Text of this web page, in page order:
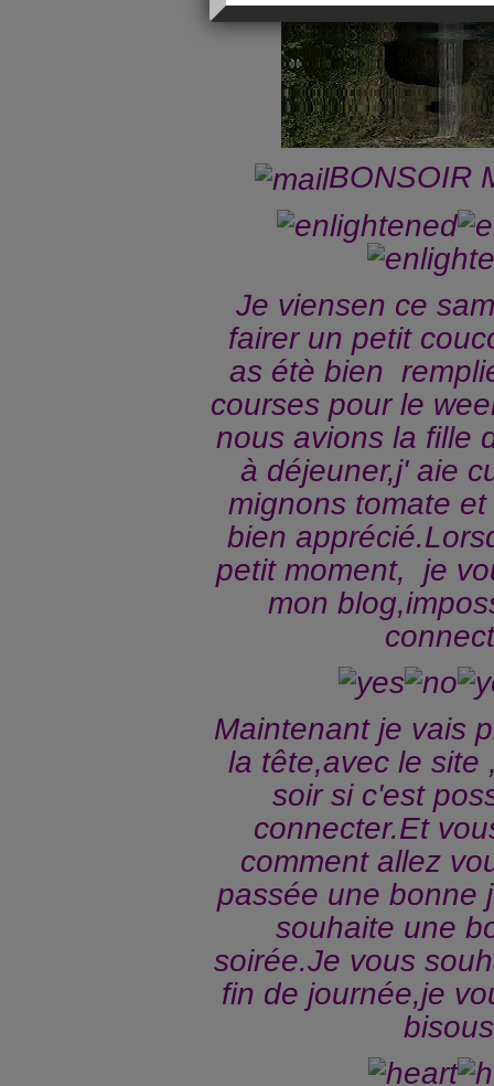
BONSOIR
Je viensen ce
fairer un petit
as étè bien
courses pour le
nous avions la fille
à déjeuner,j' aie
mignons tomate
bien
petit moment, je
mon
Maintenant je vais
la tête,avec le site
soir si c'est
connecter.Et
comment allez
passée une bonne
souhaite une
soirée.Je vous
fin de journée,je